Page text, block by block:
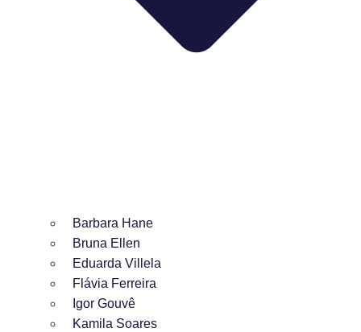
Barbara Hane
Bruna Ellen
Eduarda Villela
Flávia Ferreira
Igor Gouvê
Kamila Soares